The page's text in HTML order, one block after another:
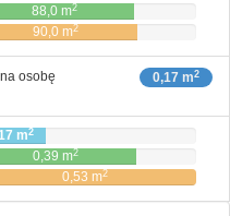
88,0 m2
90,0 m2
0,17 m2
osobę
m2
0,39 m2
0,53 m2